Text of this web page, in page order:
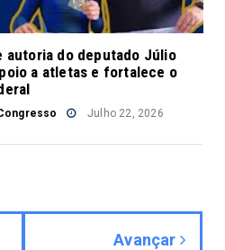
autoria do deputado Júlio
a atletas e fortalece o
Julho 22, 2026
Avançar